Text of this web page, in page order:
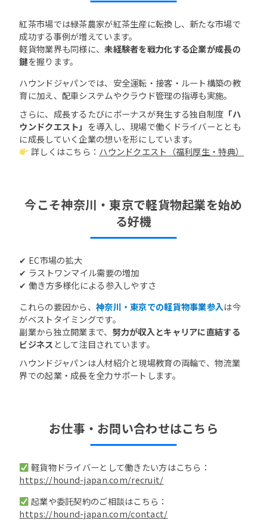
紅茶市場では緑茶農家が紅茶生産に転換し、新たな市場で
成功する事例が増えています。
軽貨物業界も同様に、未経験者を戦力化する企業が成長の
鍵を握ります。
ハウンドジャパンでは、安全運転・接客・ルート構築の教
育に加え、配車システムやクラウド管理の指導も実施。
さらに、成長するたびにボーナスが発生する独自制度 「ハ
ウンドクエスト」 を導入し、現場で働くドライバーととも
に成長していく企業の想いを形にしています。
詳しくはこちら： ハウンドクエスト（福利厚生・特典）
今こそ神奈川・東京で軽貨物起業を始め
る好機
✔ EC市場の拡大
✔ ラストワンマイル需要の増加
✔ 働き方多様化による参入しやすさ
これらの要因から、 神奈川・東京での軽貨物事業参入は今
がベストタイミングです。
副業から独立開業まで、 努力が収入とキャリアに直結する
ビジネス として注目されています。
ハウンドジャパンは人材紹介と現場教育の両輪で、物流業
界での起業・成長を全力サポートします。
お仕事・お問い合わせはこちら
軽貨物ドライバーとして働きたい方はこちら：
https://hound-japan.com/recruit/
起業や委託契約のご相談はこちら：
https://hound-japan.com/contact/